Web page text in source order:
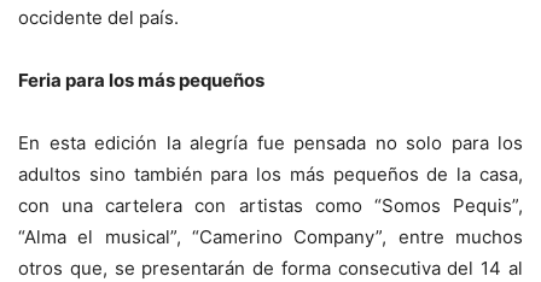
occidente del país.
Feria para los más pequeños
En esta edición la alegría fue pensada no solo para los
adultos sino también para los más pequeños de la casa,
con una cartelera con artistas como “Somos Pequis”,
“Alma el musical”, “Camerino Company”, entre muchos
otros que, se presentarán de forma consecutiva del 14 al